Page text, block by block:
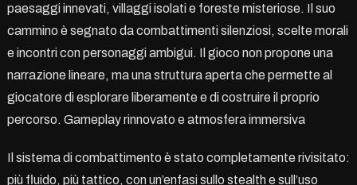
paesaggi innevati, villaggi isolati e foreste misteriose. Il suo
cammino è segnato da combattimenti silenziosi, scelte morali
e incontri con personaggi ambigui. Il gioco non propone una
narrazione lineare, ma una struttura aperta che permette al
giocatore di esplorare liberamente e di costruire il proprio
percorso. Gameplay rinnovato e atmosfera immersiva
Il sistema di combattimento è stato completamente rivisitato:
più fluido, più tattico, con un’enfasi sullo stealth e sull’uso